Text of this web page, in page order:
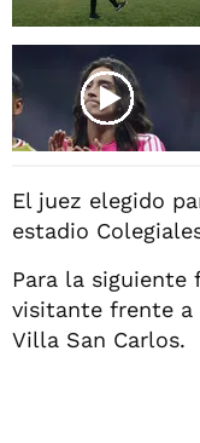
El juez elegido
estadio
Para la siguiente
visitante frente a
Villa San Carlos.